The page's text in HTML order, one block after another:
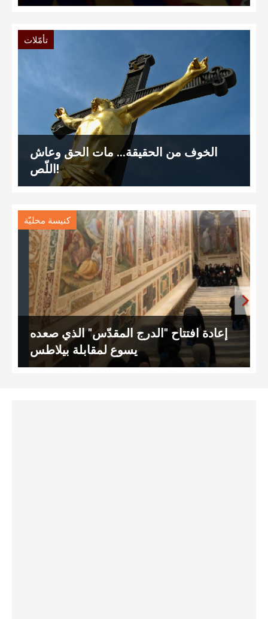
تأمّلات
الخوف من الحقيقة… مات الحق وعاش
اللّص!
كنيسة محليّة
إعادة افتتاح "الدرج المقدّس" الذي صعده
يسوع لمقابلة بيلاطس